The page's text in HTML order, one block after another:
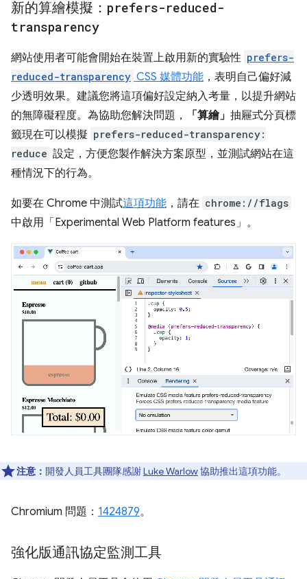
新的算繪模擬： prefers-reduced-
transparency
網站使用者可能會開始在裝置上啟用新的實驗性 prefers-
reduced-transparency CSS 媒體功能 ，表明自己偏好減
少透明效果。建議您將這項偏好設定納入考量，以提升網站
的無障礙程度。為協助您解決問題，
「算繪」 抽屜式分頁標
籤現在可以模擬 prefers-reduced-transparency:
reduce 設定，方便您製作解決方案原型，並測試網站在這
種情況下的行為。
如要在 Chrome 中測試這項功能 ，請在 chrome://flags
中啟用「Experimental Web Platform features」 。
注意： 開發人員工具團隊感謝Luke Warlow協助推出這項功能。
Chromium 問題： 1424879。
強化版通訊協定監測工具